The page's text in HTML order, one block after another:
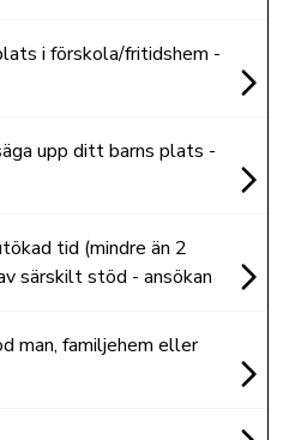
i förskola/fritidshem -
upp ditt barns plats -
tid (mindre än 2
särskilt stöd - ansökan
man, familjehem eller